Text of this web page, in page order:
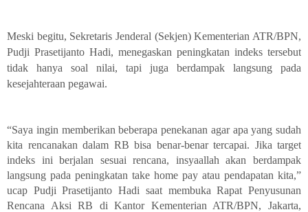
Meski begitu, Sekretaris Jenderal (Sekjen) Kementerian ATR/BPN,
Pudji Prasetijanto Hadi, menegaskan peningkatan indeks tersebut
tidak hanya soal nilai, tapi juga berdampak langsung pada
kesejahteraan pegawai.
“Saya ingin memberikan beberapa penekanan agar apa yang sudah
kita rencanakan dalam RB bisa benar-benar tercapai. Jika target
indeks ini berjalan sesuai rencana, insyaallah akan berdampak
langsung pada peningkatan take home pay atau pendapatan kita,”
ucap Pudji Prasetijanto Hadi saat membuka Rapat Penyusunan
Rencana Aksi RB di Kantor Kementerian ATR/BPN, Jakarta,